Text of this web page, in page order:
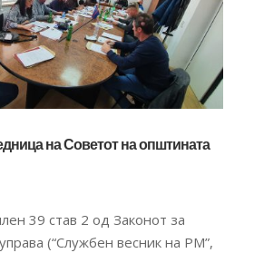
на Советот на општината
39 став 2 од Законот за
(“Службен весник на РМ”,